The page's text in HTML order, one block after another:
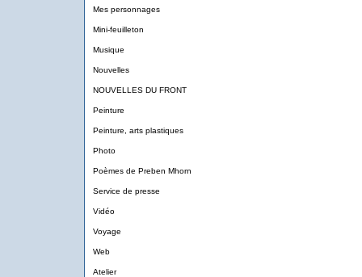
Mes personnages
Mini-feuilleton
Musique
Nouvelles
NOUVELLES DU FRONT
Peinture
Peinture, arts plastiques
Photo
Poèmes de Preben Mhorn
Service de presse
Vidéo
Voyage
Web
Atelier